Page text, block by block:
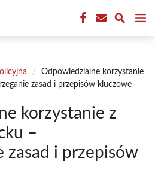
/
Odpowiedzialne korzystanie
zasad i przepisów kluczowe
korzystanie z
–
zasad i przepisów